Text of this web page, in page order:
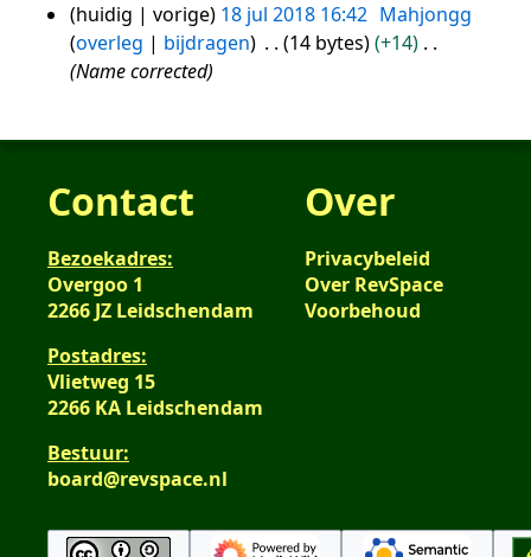
18
2018
huidig vorige 18 jul 2018 16:42 Mahjongg
overleg
bijdragen 14 bytes
+14
Name corrected
Contact
Bezoekadres:
Overgoo 1
2266 JZ Leidschendam
Postadres:
Vlietweg 15
2266 KA Leidschendam
Bestuur:
board@revspace.nl
Over
Privacybeleid
Over RevSpace
Voorbehoud